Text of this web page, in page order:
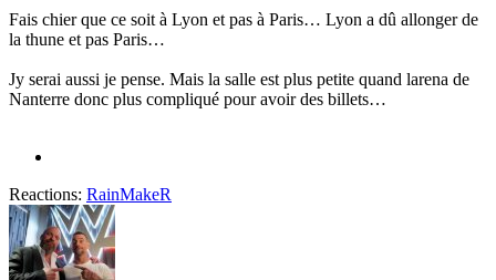
Fais chier que ce soit à Lyon et pas à Paris… Lyon a dû allonger de
la thune et pas Paris…
Jy serai aussi je pense. Mais la salle est plus petite quand larena de
Nanterre donc plus compliqué pour avoir des billets…
Reactions: RainMakeR